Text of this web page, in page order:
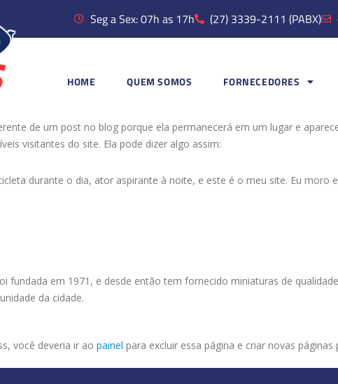
Seg a Sex: 07h as 17h (27) 3339-2111 (PABX)
HOME QUEM SOMOS FORNECEDORES
de um post no blog porque ela permanecerá em um lugar e
visitantes do site. Ela pode dizer algo assim:
durante o dia, ator aspirante à noite, e este é o meu site. Eu
fundada em 1971, e desde então tem fornecido miniaturas de
da cidade.
você deveria ir ao painel para excluir essa página e criar novas